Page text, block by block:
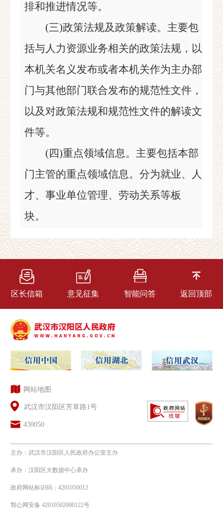
排和推进情况等。
(三)政策法规及政策解读。主要包
括与人力资源业务相关的政策法规，以
本机关名义发布或者本机关作为主办部
门与其他部门联合发布的规范性文件，
以及对政策法规和规范性文件的解读文
件等。
(四)重点领域信息。主要包括本部
门主管的重点领域信息。分为就业、人
才、事业单位管理、劳动关系等板
块。
(五)重大决策预公开。主要包括年
度决策事项目录，重大决策意见征集，
对征集意见进行反馈。
(六)建议提案办理。主要包括人大
代表建议和政协提案办理复文和办理总
体情况。
(七)统计信息。武汉市汉阳区人力
资源业务公开范围内的统计数据。
(八)权责清单与公共服务事项。包
括事项名称、事项类型、受理机构、设
立依据、办理条件、申请材料、办理流
程、办理时限、投诉/服务电话等情
况。
(九)行政处罚信息。实施行政处罚
区长信箱 意见征集 智能问答 返回顶部
网站地图
武汉市汉阳区芳草路1号
430050
主办：武汉市汉阳区人民政府办公室主办
承办：汉阳区大数据中心承办
政府网站标识码：4201050012
鄂公网安备 42010502000122号